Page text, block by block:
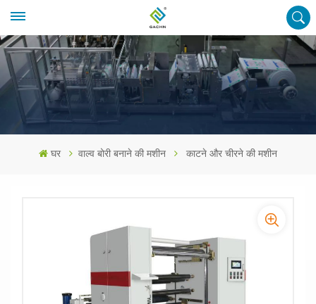
घर वाल्व बोरी बनाने की मशीन काटने और चीरने की मशीन